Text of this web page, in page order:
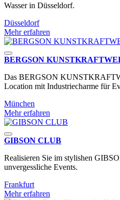
Wasser in Düsseldorf.
Düsseldorf
Mehr erfahren
BERGSON
Das BERGSON
Location mit Industriecharme für
München
Mehr erfahren
GIBSON CLUB
Realisieren Sie im stylishen
unvergessliche Events.
Frankfurt
Mehr erfahren